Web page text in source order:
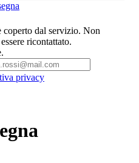
dal servizio. Non
ricontattato.
privacy